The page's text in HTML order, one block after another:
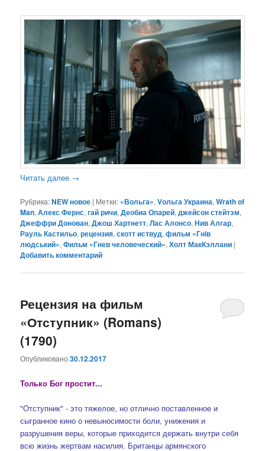
Читать далее →
Рубрика:NEW новое | Метки: «Вольга»,Vольга Украина,Wrath of
Man,Алекс Фернс,гай ричи,Деобиа Опарей,джейсон стейтэм,
Джеффри Донован,Джош Хартнетт,Лас Алонсо,Нив Алгар,
Рауль Кастильо,рецензия,скотт иствуд,фильм «Гнiв
людський»,Фильм «Гнев человеческий»,Холт МакКэллани |
Добавить комментарий
Рецензия на фильм
«Отступник» (Romans)
(1790)
Опубликовано30.12.2017
Только Бог простит...
"Отступник" - это тяжелое, но отлично поставленное и
сыгранное кино о невыносимости боли, унижения и
разрушения веры, которые приходится держать внутри себя
всю жизнь жертвам насилия. Британцы армянского